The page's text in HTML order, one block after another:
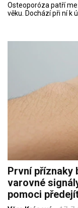
Osteoporóza patří
věku. Dochází při ní k
První příznaky
varovné
pomoci